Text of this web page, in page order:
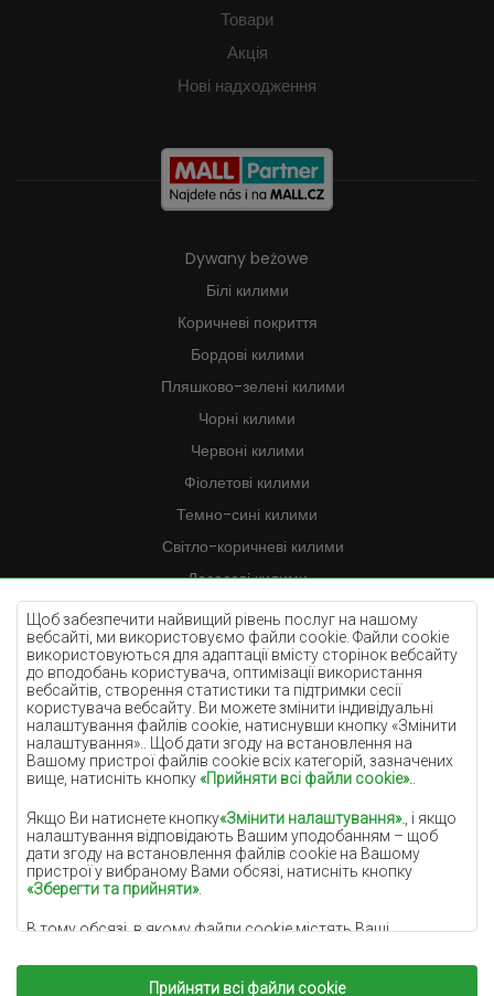
Щоб забезпечити найвищий рівень послуг на нашому
вебсайті, ми використовуємо файли cookie. Файли cookie
використовуються для адаптації вмісту сторінок вебсайту
до вподобань користувача, оптимізації використання
вебсайтів, створення статистики та підтримки сесії
користувача вебсайту. Ви можете змінити індивідуальні
налаштування файлів cookie, натиснувши кнопку «Змінити
налаштування».. Щоб дати згоду на встановлення на
Вашому пристрої файлів cookie всіх категорій, зазначених
вище, натисніть кнопку«Прийняти всі файли cookie».
Якщо Ви натиснете кнопку«Змінити налаштування». , і якщо
налаштування відповідають Вашим уподобанням – щоб
дати згоду на встановлення файлів cookie на Вашому
пристрої у вибраному Вами обсязі, натисніть кнопку
«Зберегти та прийняти».
В тому обсязі, в якому файли cookie містять Ваші
інтерес адміністратора персональних даних
(DYWANYCHEMEX) або третіх сторін у формі забезпечення
Прийняти всі файли cookie
Товари
Акція
Нові надходження
Dywany beżowe
Білі килими
Коричневі покриття
Бордові килими
Пляшково-зелені килими
Чорні килими
Червоні килими
Фіолетові килими
Темно-сині килими
Світло-коричневі килими
Лососеві килими
Кремові килими
Бузкові килими
Жовті килими
М'ятні килими
Блакитні килими
Помаранчеві килими
Сірі покриття
Теракотові покриття
Зелені покриття
Золоті покриття